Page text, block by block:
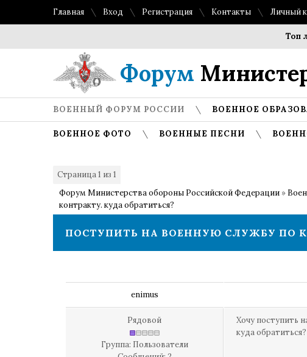
Главная Вход Регистрация Контакты Личный
Топ
Форум
ВОЕННЫЙ ФОРУМ РОССИИ ВОЕННОЕ
ВОЕННОЕ ФОТО ВОЕННЫЕ ПЕСНИ
Страница1 из 1
Форум Министерства обороны Российской Федерации »
контракту. куда обратиться?
ПОСТУПИТЬ НА ВОЕННУЮ СЛУЖБУ ПО
enimus
Рядовой
Группа: Пользователи
Хочу поступить
куда обратиться?